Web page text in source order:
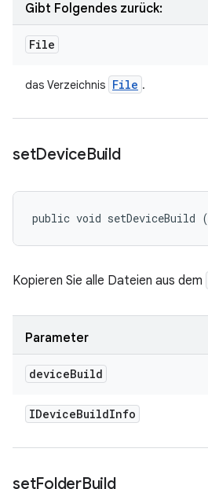
Gibt Folgendes zurück:
File
das Verzeichnis File .
setDeviceBuild
public void setDeviceBuild (
Kopieren Sie alle Dateien aus dem
Parameter
deviceBuild
IDeviceBuildInfo
setFolderBuild